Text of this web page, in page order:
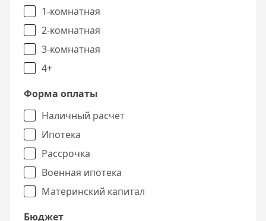
1-комнатная
2-комнатная
3-комнатная
4+
Форма оплаты
Наличный расчет
Ипотека
Рассрочка
Военная ипотека
Материнский капитал
Бюджет